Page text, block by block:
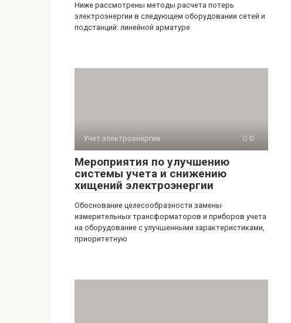
Ниже рассмотрены методы расчета потерь
электроэнергии в следующем оборудовании сетей и
подстанций: линейной арматуре
Учет электроэнергии 0
Мероприятия по улучшению
системы учета и снижению
хищений электроэнергии
Обоснование целесообразности замены
измерительных трансформаторов и приборов учета
на оборудование с улучшенными характеристиками,
приоритетную